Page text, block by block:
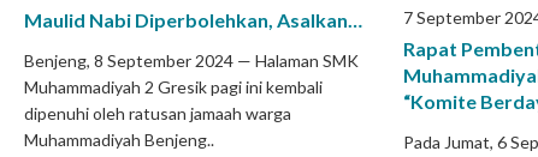
Maulid Nabi Diperbolehkan, Asalkan…
Benjeng, 8 September 2024 — Halaman SMK
Muhammadiyah 2 Gresik pagi ini kembali
dipenuhi oleh ratusan jamaah warga
Muhammadiyah Benjeng..
7 September
Rapat
“Komite
Pada Jumat, 6